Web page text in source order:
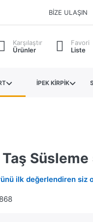
BIZE ULAŞIN
Karşılaştır
Ürünler
Favori
Liste
İPEK KİRPİK
ilk değerlendiren siz